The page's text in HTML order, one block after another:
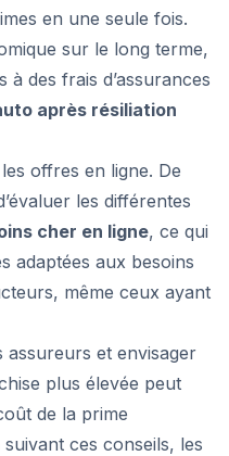
en une seule fois.
sur le long terme,
des frais d’assurances
après résiliation
offres en ligne. De
les différentes
cher en ligne, ce qui
adaptées aux besoins
même ceux ayant
assureurs et envisager
plus élevée peut
de la prime
ces conseils, les